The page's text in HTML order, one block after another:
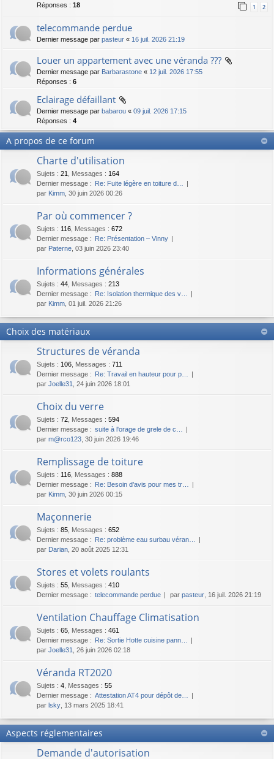
Réponses : 18 1 2
telecommande perdue
Dernier message par pasteur « 16 juil. 2026 21:19
Louer un appartement avec une véranda ???
Dernier message par Barbarastone « 12 juil. 2026 17:55
Réponses : 6
Eclairage défaillant
Dernier message par babarou « 09 juil. 2026 17:15
Réponses : 4
A propos de ce forum
Charte d'utilisation
Sujets : 21 Messages : 164
Dernier message : Re: Fuite légère en toiture d…
par Kimm , 30 juin 2026 00:26
Par où commencer ?
Sujets : 116 Messages : 672
Dernier message : Re: Présentation – Vinny
par Paterne , 03 juin 2026 23:40
Informations générales
Sujets : 44 Messages : 213
Dernier message : Re: Isolation thermique des v…
par Kimm , 01 juil. 2026 21:26
Choix des matériaux
Structures de véranda
Sujets : 106 Messages : 711
Dernier message : Re: Travail en hauteur pour p…
par Joelle31 , 24 juin 2026 18:01
Choix du verre
Sujets : 72 Messages : 594
Dernier message : suite à l'orage de grele de c…
par m@rco123 , 30 juin 2026 19:46
Remplissage de toiture
Sujets : 116 Messages : 888
Dernier message : Re: Besoin d’avis pour mes tr…
par Kimm , 30 juin 2026 00:15
Maçonnerie
Sujets : 85 Messages : 652
Dernier message : Re: problème eau surbau véran…
par Darian , 20 août 2025 12:31
Stores et volets roulants
Sujets : 55 Messages : 410
Dernier message : telecommande perdue par pasteur , 16 juil. 2026 21:19
Ventilation Chauffage Climatisation
Sujets : 65 Messages : 461
Dernier message : Re: Sortie Hotte cuisine pann…
par Joelle31 , 26 juin 2026 02:18
Véranda RT2020
Sujets : 4 Messages : 55
Dernier message : Attestation AT4 pour dépôt de…
par lsky , 13 mars 2025 18:41
Aspects réglementaires
Demande d'autorisation